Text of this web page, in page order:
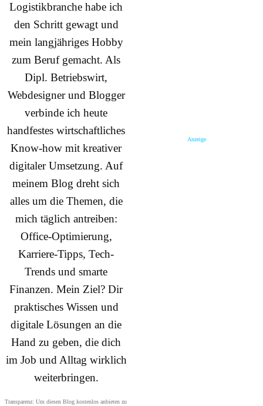
Logistikbranche habe ich
den Schritt gewagt und
mein langjähriges Hobby
zum Beruf gemacht. Als
Dipl. Betriebswirt,
Webdesigner und Blogger
verbinde ich heute
handfestes wirtschaftliches
Know-how mit kreativer
digitaler Umsetzung. Auf
meinem Blog dreht sich
alles um die Themen, die
mich täglich antreiben:
Office-Optimierung,
Karriere-Tipps, Tech-
Trends und smarte
Finanzen. Mein Ziel? Dir
praktisches Wissen und
digitale Lösungen an die
Hand zu geben, die dich
im Job und Alltag wirklich
weiterbringen.
Transparenz: Um diesen Blog kostenlos anbieten zu
Anzeige